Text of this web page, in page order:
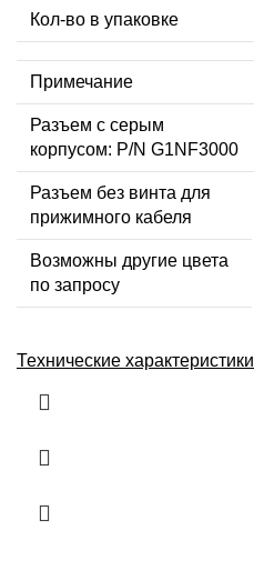
Кол-во в упаковке
Примечание
Разъем с серым
корпусом: P/N G1NF3000
Разъем без винта для
прижимного кабеля
Возможны другие цвета
по запросу
Технические характеристики